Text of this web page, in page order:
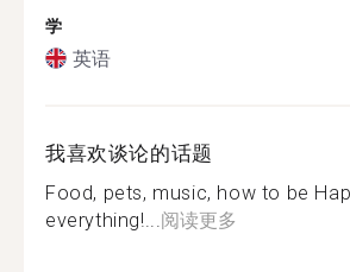
学
英语
我喜欢谈论的话题
Food, pets, music, how to be
everything!... 阅读更多